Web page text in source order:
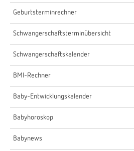
Geburtsterminrechner
Schwangerschaftsterminübersicht
Schwangerschaftskalender
BMI-Rechner
Baby-Entwicklungskalender
Babyhoroskop
Babynews